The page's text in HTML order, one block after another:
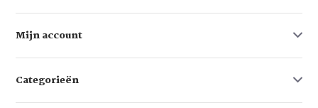
Mijn account
Categorieën